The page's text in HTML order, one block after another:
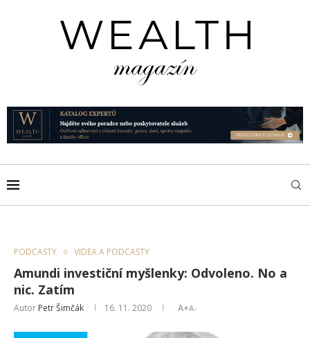
PODCASTY VIDEA A PODCASTY
Amundi investiční myšlenky: Odvoleno. No a
nic. Zatím
Autor Petr Šimčák 16. 11. 2020 A+A-